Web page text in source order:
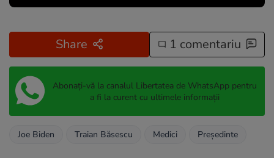
Share 1 comentariu
Abonați-vă la canalul Libertatea de WhatsApp pentru
a fi la curent cu ultimele informații
Joe Biden Traian Băsescu Medici Președinte